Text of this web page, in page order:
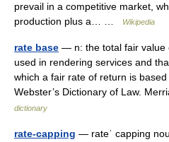
prevail in a competitive market,
production plus a… …
Wikipedia
rate base — n: the total fair value
used in rendering services and
which a fair rate of return is
Webster’s Dictionary of Law.
dictionary
rate-capping — rateˈ capping